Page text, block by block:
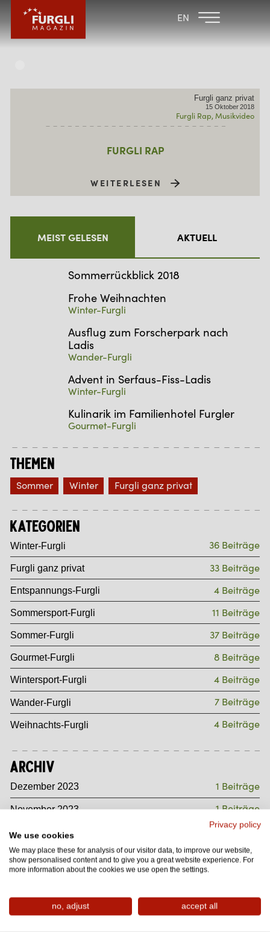
EN
FAMILIENHOTEL
FURGLER
KINDER
Furgli ganz privat
15 Oktober 2018
Furgli Rap Musikvideo
FURGLI RAP
WEITERLESEN
MEIST GELESEN AKTUELL
Sommerrückblick 2018
Frohe Weihnachten
Winter-Furgli
Ausflug zum Forscherpark nach
Ladis
Wander-Furgli
Advent in Serfaus-Fiss-Ladis
Winter-Furgli
Kulinarik im Familienhotel Furgler
Gourmet-Furgli
Themen
Sommer Winter Furgli ganz privat
Kategorien
Winter-Furgli 36 Beiträge
Furgli ganz privat 33 Beiträge
Entspannungs-Furgli 4 Beiträge
Sommersport-Furgli 11 Beiträge
Sommer-Furgli 37 Beiträge
Gourmet-Furgli 8 Beiträge
Wintersport-Furgli 4 Beiträge
Wander-Furgli 7 Beiträge
Weihnachts-Furgli 4 Beiträge
Archiv
Dezember 2023 1 Beiträge
November 2023 1 Beiträge
Oktober 2023 1 Beiträge
September 2023 1 Beiträge
August 2023
Tag Cloud
Privacy policy
We use cookies
We may place these for analysis of our visitor data, to improve our website,
show personalised content and to give you a great website experience. For
more information about the cookies we use open the settings.
no, adjust accept all